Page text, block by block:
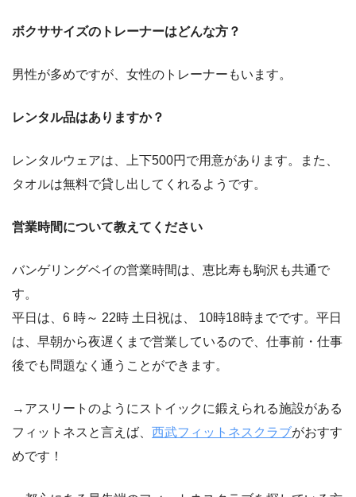
ボクササイズのトレーナーはどんな方？
男性が多めですが、女性のトレーナーもいます。
レンタル品はありますか？
レンタルウェアは、上下500円で用意があります。また、
タオルは無料で貸し出してくれるようです。
営業時間について教えてください
バンゲリングベイの営業時間は、恵比寿も駒沢も共通で
す。
平日は、6 時～ 22時 土日祝は、 10時18時までです。平日
は、早朝から夜遅くまで営業しているので、仕事前・仕事
後でも問題なく通うことができます。
→アスリートのようにストイックに鍛えられる施設がある
フィットネスと言えば、 西武フィットネスクラブがおすす
めです！